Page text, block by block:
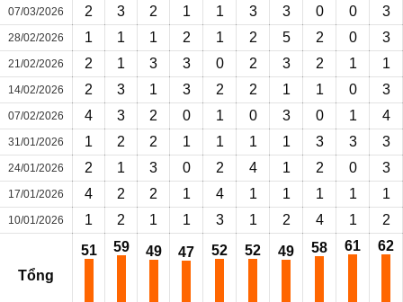
07/03/2026 2 3 2 1 1 3 3 0 0 3
28/02/2026 1 1 1 2 1 2 5 2 0 3
21/02/2026 2 1 3 3 0 2 3 2 1 1
14/02/2026 2 3 1 3 2 2 1 1 0 3
07/02/2026 4 3 2 0 1 0 3 0 1 4
31/01/2026 1 2 2 1 1 1 1 3 3 3
24/01/2026 2 1 3 0 2 4 1 2 0 3
17/01/2026 4 2 2 1 4 1 1 1 1 1
10/01/2026 1 2 1 1 3 1 2 4 1 2
Tổng
51 59 49 47 52 52 49 58 61 62